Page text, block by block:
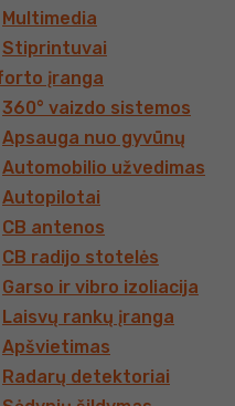
Multimedia
Stiprintuvai
įranga
360° vaizdo sistemos
Apsauga nuo gyvūnų
Automobilio užvedimas
Autopilotai
CB antenos
CB radijo stotelės
Garso ir vibro izoliacija
Laisvų rankų įranga
Apšvietimas
Radarų detektoriai